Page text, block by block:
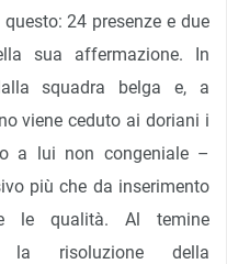
24 presenze e due
sua affermazione. In
squadra belga e, a
viene ceduto ai doriani i
a lui non congeniale –
più che da inserimento
le qualità. Al temine
la risoluzione della